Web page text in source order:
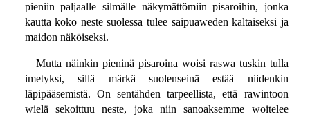
pieniin paljaalle silmälle näkymättömiin pisaroihin, jonka
kautta koko neste suolessa tulee saipuaweden kaltaiseksi ja
maidon näköiseksi.
Mutta näinkin pieninä pisaroina woisi raswa tuskin tulla
imetyksi, sillä märkä suolenseinä estää niidenkin
läpipääsemistä. On sentähden tarpeellista, että rawintoon
wielä sekoittuu neste, joka niin sanoaksemme woitelee